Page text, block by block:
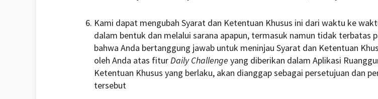
Kami dapat mengubah Syarat dan Ketentuan Khusus ini dari waktu ke
dalam bentuk dan melalui sarana apapun, termasuk namun tidak terbatas
bahwa Anda bertanggung jawab untuk meninjau Syarat dan Ketentuan
oleh Anda atas fiturDaily Challenge yang diberikan dalam Aplikasi
Ketentuan Khusus yang berlaku, akan dianggap sebagai persetujuan dan
tersebut